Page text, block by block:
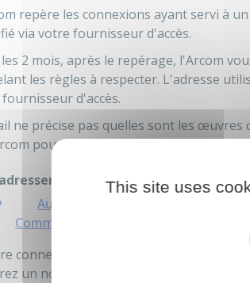
repère les connexions ayant servi à
via votre fournisseur d'accès.
2 mois, après le repérage, l'Arcom
les règles à respecter. L'adresse
d'accès.
ne précise pas quelles sont les
pour demander des précisions.
?
Autorité de régulation de la
Commission de protection des droits
connexion est de nouveau repérée
un nouveau mail
une lettre
This site uses